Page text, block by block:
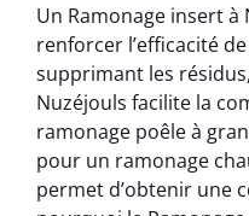
Un Ramonage insert
renforcer l’efficacité
supprimant les
Nuzéjouls facilite la
ramonage poêle à
pour un ramonage
permet d’obtenir une